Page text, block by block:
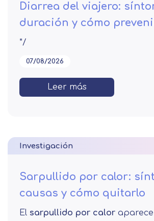
Diarrea del viajero:
duración y cómo
*/
07/08/2026
Leer más
Investigación
Sarpullido por calor:
causas y cómo quitarlo
El sarpullido por calor